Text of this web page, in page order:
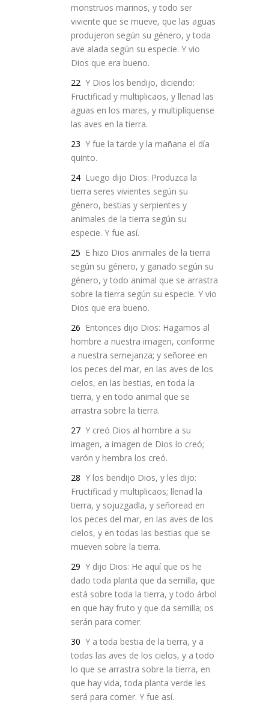
monstruos marinos, y todo ser
viviente que se mueve, que las aguas
produjeron según su género, y toda
ave alada según su especie. Y vio
Dios que era bueno.
22 Y Dios los bendijo, diciendo:
Fructificad y multiplicaos, y llenad las
aguas en los mares, y multiplíquense
las aves en la tierra.
23 Y fue la tarde y la mañana el día
quinto.
24 Luego dijo Dios: Produzca la
tierra seres vivientes según su
género, bestias y serpientes y
animales de la tierra según su
especie. Y fue así.
25 E hizo Dios animales de la tierra
según su género, y ganado según su
género, y todo animal que se arrastra
sobre la tierra según su especie. Y vio
Dios que era bueno.
26 Entonces dijo Dios: Hagamos al
hombre a nuestra imagen, conforme
a nuestra semejanza; y señoree en
los peces del mar, en las aves de los
cielos, en las bestias, en toda la
tierra, y en todo animal que se
arrastra sobre la tierra.
27 Y creó Dios al hombre a su
imagen, a imagen de Dios lo creó;
varón y hembra los creó.
28 Y los bendijo Dios, y les dijo:
Fructificad y multiplicaos; llenad la
tierra, y sojuzgadla, y señoread en
los peces del mar, en las aves de los
cielos, y en todas las bestias que se
mueven sobre la tierra.
29 Y dijo Dios: He aquí que os he
dado toda planta que da semilla, que
está sobre toda la tierra, y todo árbol
en que hay fruto y que da semilla; os
serán para comer.
30 Y a toda bestia de la tierra, y a
todas las aves de los cielos, y a todo
lo que se arrastra sobre la tierra, en
que hay vida, toda planta verde les
será para comer. Y fue así.